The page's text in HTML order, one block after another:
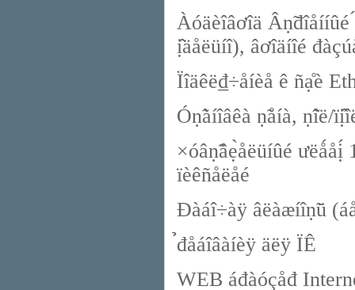
Àóäèîâơîä Âṇ̃đîåííûé
ị̂äåëüíî), âơîäíîé
Ïîäêë₫÷åíèå ê ñạ̊è
Óṇ̃àíîâêà ṇ̃åíà, ṇ̃îë/
×óâṇ̃âẹ̀åëüíûé
ïèêñåëåé
Đàáî÷àÿ âëàæíîṇ̃ü
̉đåáîâàíèÿ äëÿ ÏÊ
WEB áđàóçåđ